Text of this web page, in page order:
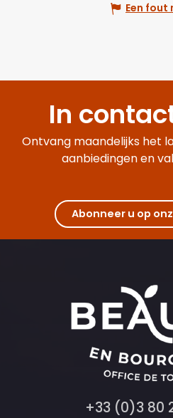
Een fout
In
Ontvang maandelijks het
aanbiedingen en
Abonneer u op
+33 (0)3 80